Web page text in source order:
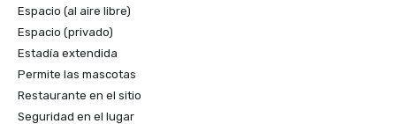
Espacio (al aire libre)
Espacio (privado)
Estadía extendida
Permite las mascotas
Restaurante en el sitio
Seguridad en el lugar